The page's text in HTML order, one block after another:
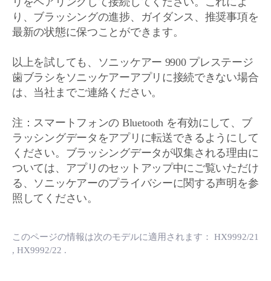
り、ブラッシングの進捗、ガイダンス、推奨事項を
最新の状態に保つことができます。
以上を試しても、ソニッケアー 9900 プレステージ
歯ブラシをソニッケアーアプリに接続できない場合
は、当社までご連絡ください。
注：スマートフォンの Bluetooth を有効にして、ブ
ラッシングデータをアプリに転送できるようにして
ください。ブラッシングデータが収集される理由に
ついては、アプリのセットアップ中にご覧いただけ
る、ソニッケアーのプライバシーに関する声明を参
照してください。
このページの情報は次のモデルに適用されます： HX9992/21
, HX9992/22 .